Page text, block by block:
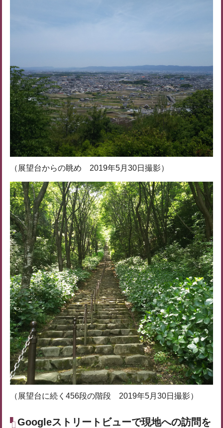
（展望台からの眺め 2019年5月30日撮影）
（展望台に続く456段の階段 2019年5月30日撮影）
Googleストリートビューで現地への訪問を